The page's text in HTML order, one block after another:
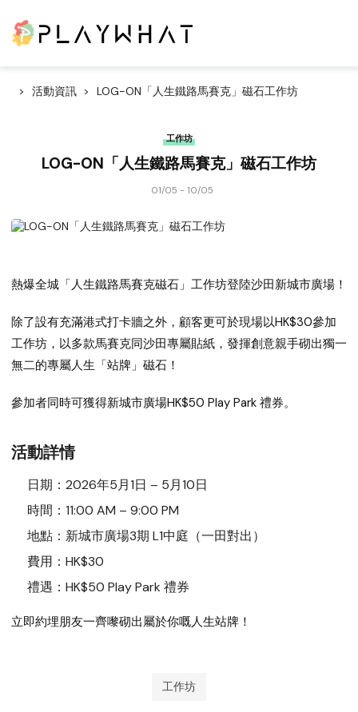
活動資訊 LOG-ON「人生鐵路馬賽克」磁石工作坊
工作坊
LOG-ON「人生鐵路馬賽克」磁石工作坊
01/05 - 10/05
熱爆全城「人生鐵路馬賽克磁石」工作坊登陸沙田新城市廣場！
除了設有充滿港式打卡牆之外，顧客更可於現場以HK$30參加
工作坊，以多款馬賽克同沙田專屬貼紙，發揮創意親手砌出獨一
無二的專屬人生「站牌」磁石！
參加者同時可獲得新城市廣場HK$50 Play Park 禮券。
活動詳情
日期： 2026年5月1日 – 5月10日
時間： 11:00 AM – 9:00 PM
地點： 新城市廣場3期 L1中庭（一田對出）
費用： HK$30
禮遇： HK$50 Play Park 禮券
立即約埋朋友一齊嚟砌出屬於你嘅人生站牌！
工作坊